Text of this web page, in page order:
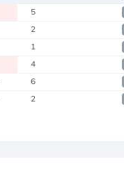
5
2
1
4
6
2